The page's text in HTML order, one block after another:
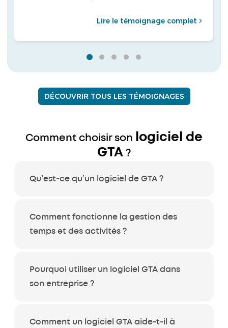
Lire le témoignage complet
DÉCOUVRIR TOUS LES TÉMOIGNAGES
Comment choisir son
logiciel de
GTA?
Qu’est-ce qu’un logiciel de GTA ?
Comment fonctionne la gestion des
temps et des activités ?
Pourquoi utiliser un logiciel GTA dans
son entreprise ?
Comment un logiciel GTA aide-t-il à